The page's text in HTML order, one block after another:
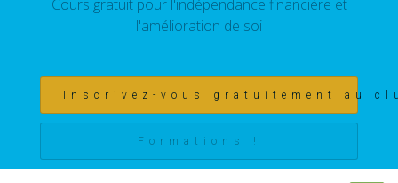
Cours gratuit pour l'indépendance financière et
l'amélioration de soi
Inscrivez-vous gratuitement au
Formations !